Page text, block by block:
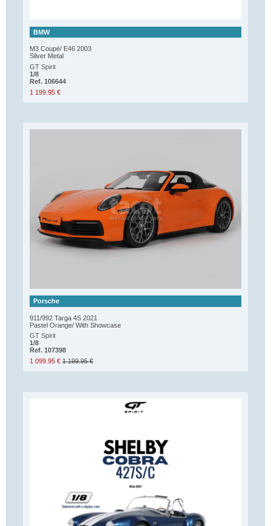
BMW
M3 Coupé/ E46 2003
Silver Metal
GT Spirit
1/8
Ref. 106644
1 199.95 €
Porsche
911/992 Targa 4S 2021
Pastel Orange/ With Showcase
GT Spirit
1/8
Ref. 107398
1 099.95 € 1 199.95 €